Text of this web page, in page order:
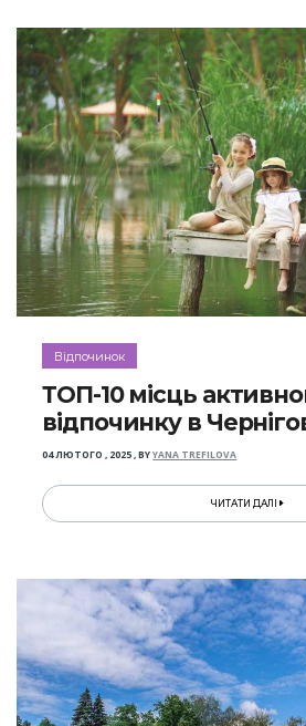
Відпочинок
ТОП-10 місць
відпочинку в
04 ЛЮТОГО , 2025,BYYANA TREFILOVA
ЧИТАТИ ДАЛІ